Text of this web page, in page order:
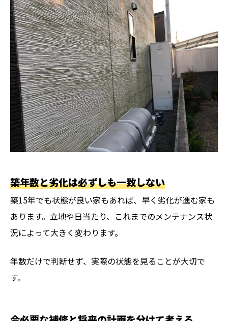
築年数と劣化は必ずしも一致しない
築15年でも状態が良い家もあれば、早く劣化が進む家も
あります。立地や日当たり、これまでのメンテナンス状
況によって大きく変わります。
年数だけで判断せず、実際の状態を見ることが大切で
す。